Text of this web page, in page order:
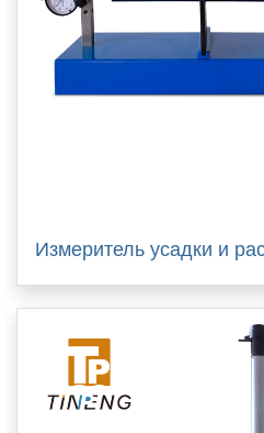
Измеритель усадки и